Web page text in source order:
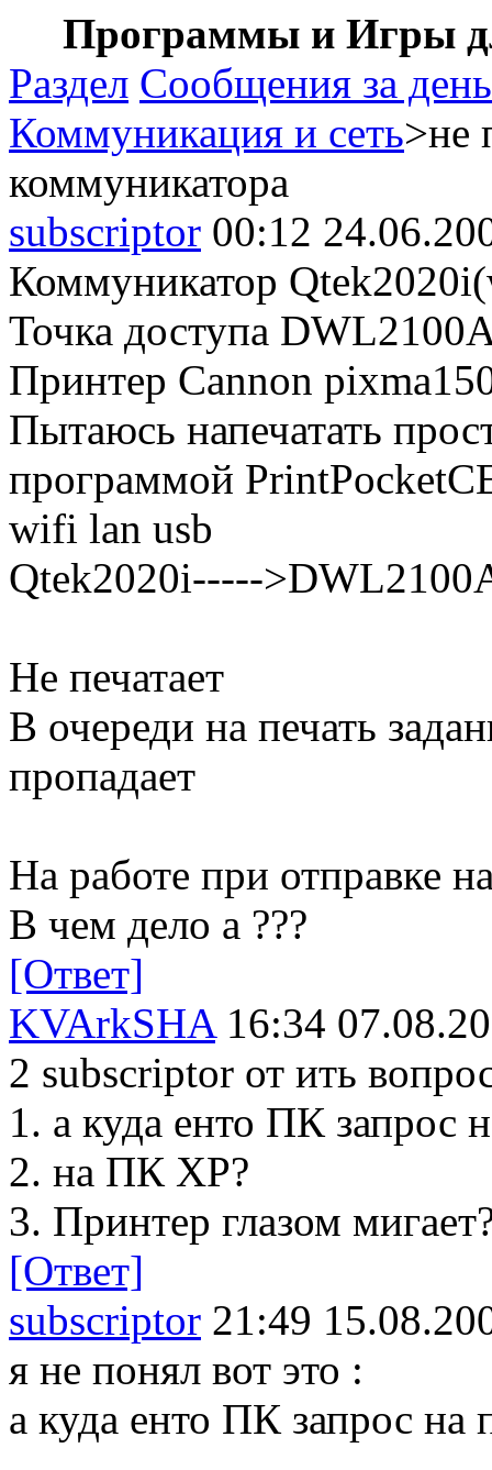
Программы и Игры
Раздел Сообщения за день
Коммуникация и сеть>не
коммуникатора
subscriptor 00:12
Коммуникатор
Точка доступа
Принтер Cannon
Пытаюсь напечатать
программой
wifi lan usb
Qtek2020i-----
Не печатает
В очереди на печать
пропадает
На работе при отправке
В чем дело а ???
[Ответ]
KVArkSHA16:34
2 subscriptor от ить
1. а куда енто ПК запрос
2. на ПК ХР?
3. Принтер глазом
[Ответ]
subscriptor 21:49
я не понял вот это :
а куда енто ПК запрос на